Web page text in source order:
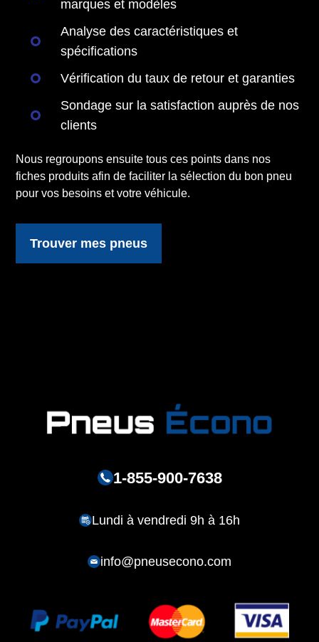
marques et modèles
Analyse des caractéristiques et
spécifications
Vérification du taux de retour et garanties
Sondage sur la satisfaction auprès de nos
clients
Nous regroupons ensuite tous ces points dans nos
fiches produits afin de faciliter la sélection du bon pneu
pour vos besoins et votre véhicule.
Trouver mes pneus
1-855-900-7638
Lundi à vendredi 9h à 16h
info@pneusecono.com